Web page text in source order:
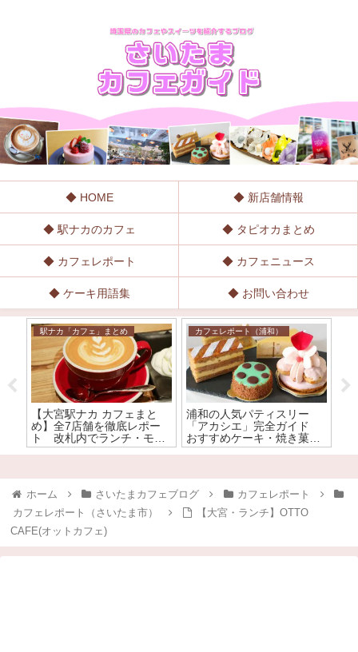
◆ HOME ◆ 新店舗情報
◆ 駅ナカのカフェ ◆ タピオカまとめ
◆ カフェレポート ◆ カフェニュース
◆ ケーキ用語集 ◆ お問い合わせ
駅ナカ「カフェ」まとめ
【大宮駅ナカ カフェまと
め】全7店舗を徹底レポー
ト 改札内でランチ・モー
ニングが楽しめる大宮駅ナ
カフェレポート（浦和）
浦和の人気パティスリー
「アカシエ」完全ガイド
おすすめケーキ・焼き菓子
を全力で食レポ！
ホーム さいたまカフェブログ
カフェレポート
カフェレポート（さいたま市）
【大宮・ランチ】OTTO
CAFE(オットカフェ)